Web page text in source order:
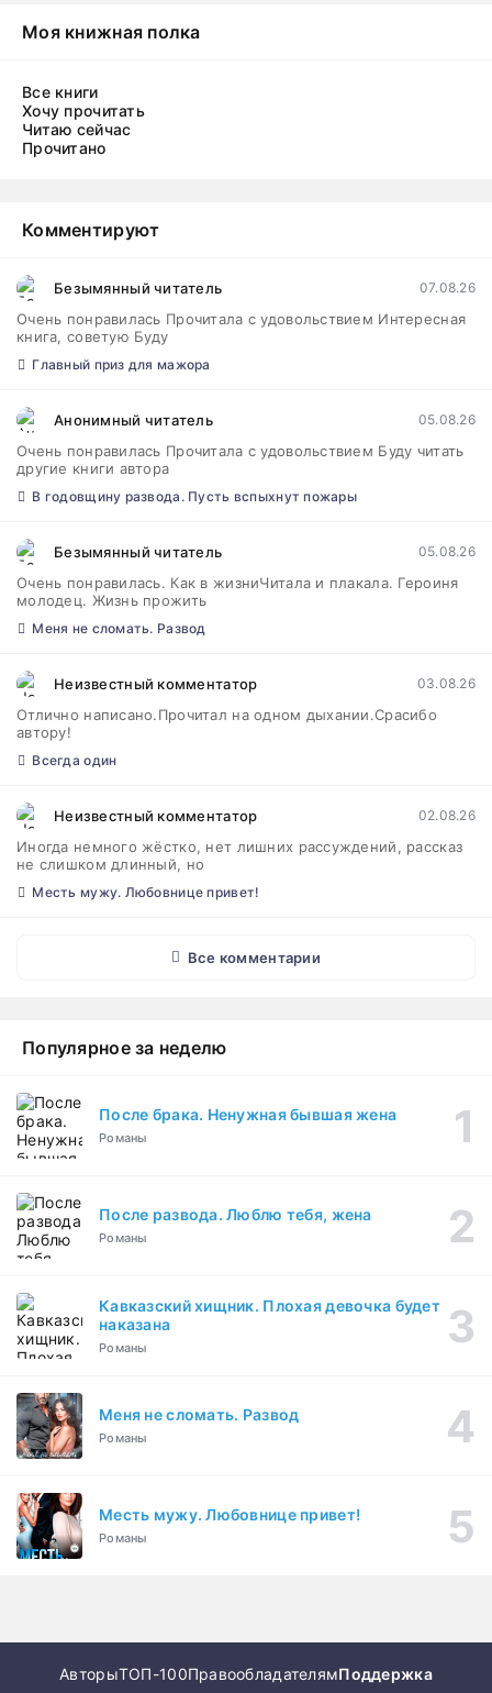
Моя книжная полка
Все книги
Хочу прочитать
Читаю сейчас
Прочитано
Комментируют
Безымянный читатель 07.08.26
Очень понравилась Прочитала с удовольствием Интересная
книга, советую Буду
Главный приз для мажора
Анонимный читатель 05.08.26
Очень понравилась Прочитала с удовольствием Буду читать
другие книги автора
В годовщину развода. Пусть вспыхнут пожары
Безымянный читатель 05.08.26
Очень понравилась. Как в жизниЧитала и плакала. Героиня
молодец. Жизнь прожить
Меня не сломать. Развод
Неизвестный комментатор 03.08.26
Отлично написано.Прочитал на одном дыхании.Срасибо
автору!
Всегда один
Неизвестный комментатор 02.08.26
Иногда немного жёстко, нет лишних рассуждений, рассказ
не слишком длинный, но
Месть мужу. Любовнице привет!
Все комментарии
Популярное за неделю
После брака. Ненужная бывшая жена
Романы
После развода. Люблю тебя, жена
Романы
Кавказский хищник. Плохая девочка будет
наказана
Романы
Меня не сломать. Развод
Романы
Месть мужу. Любовнице привет!
Романы
АвторыТОП-100ПравообладателямПоддержка